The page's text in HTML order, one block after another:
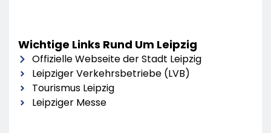
Wichtige Links Rund Um Leipzig
Offizielle Webseite der Stadt Leipzig
Leipziger Verkehrsbetriebe (LVB)
Tourismus Leipzig
Leipziger Messe